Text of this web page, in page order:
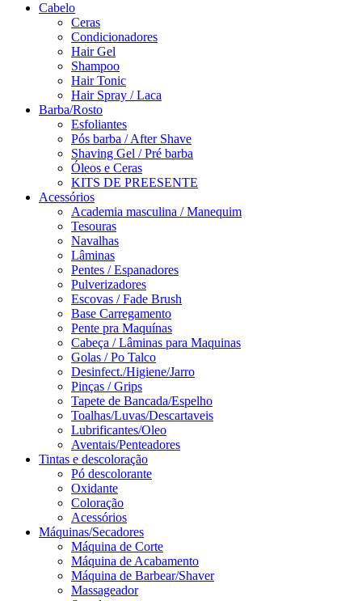
Cabelo
Ceras
Condicionadores
Hair Gel
Shampoo
Hair Tonic
Hair Spray / Laca
Barba/Rosto
Esfoliantes
Pós barba / After Shave
Shaving Gel / Pré barba
Óleos e Ceras
KITS DE PREESENTE
Acessórios
Academia masculina / Manequim
Tesouras
Navalhas
Lâminas
Pentes / Espanadores
Pulverizadores
Escovas / Fade Brush
Base Carregamento
Pente pra Maquínas
Cabeça / Lâminas para Maquinas
Golas / Po Talco
Desinfect./Higiene/Jarro
Pinças / Grips
Tapete de Bancada/Espelho
Toalhas/Luvas/Descartaveis
Lubrificantes/Oleo
Aventais/Penteadores
Tintas e descoloração
Pó descolorante
Oxidante
Coloração
Acessórios
Máquinas/Secadores
Máquina de Corte
Máquina de Acabamento
Máquina de Barbear/Shaver
Massageador